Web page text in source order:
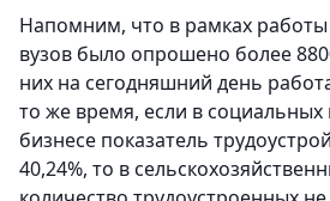
Напомним, что в рамках
вузов было опрошено более
них на сегодняшний день
то же время, если в социальных
бизнесе показатель
40,24%, то в